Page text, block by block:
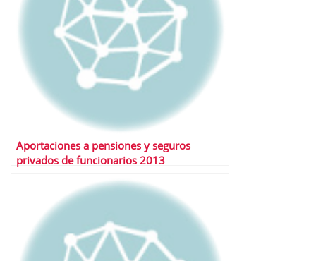
Aportaciones a pensiones y seguros
privados de funcionarios 2013